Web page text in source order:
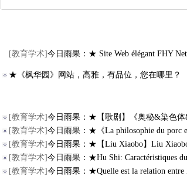
[教育学术]今日雨果：★ Site Web élégant FHY
★《枫华园》网站，高雅，有品位，您在哪里？
[教育学术]今日雨果：★【歌剧】《奥秘&染色体
[教育学术]今日雨果：★《La philosophie du porc
[教育学术]今日雨果：★【Liu Xiaobo】Liu
[教育学术]今日雨果：★Hu Shi: Caractéristiques
[教育学术]今日雨果：★Quelle est la relation entre